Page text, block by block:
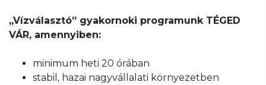
„Vízválasztó” gyakornoki programunk TÉGED
VÁR, amennyiben:
minimum heti 20 órában
stabil, hazai nagyvállalati környezetben